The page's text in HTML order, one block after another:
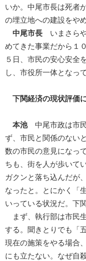
いか。中尾市長は死者
の埋立地への建設をや
中尾市長 いまさら
めてきた事業だから１
５日、市民の安心安全
し、市役所一体となっ
下関経済の現状評価
本池中尾市政は市民
ず、市民と関係のない
数の市民の意見になっ
ちも、街を人が歩いて
ガクンと落ち込んだが
なったと。とにかく「
いっている状況だ。下
まず、執行部は市民
する。聞きとりでも「
現在の施策をやる場合
にも立たない。なぜ自